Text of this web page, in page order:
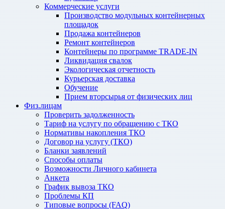
Коммерческие услуги
Производство модульных контейнерных
площадок
Продажа контейнеров
Ремонт контейнеров
Контейнеры по программе TRADE-IN
Ликвидация свалок
Экологическая отчетность
Курьерская доставка
Обучение
Прием вторсырья от физических лиц
Физ.лицам
Проверить задолженность
Тариф на услугу по обращению с ТКО
Нормативы накопления ТКО
Договор на услугу (ТКО)
Бланки заявлений
Способы оплаты
Возможности Личного кабинета
Анкета
График вывоза ТКО
Проблемы КП
Типовые вопросы (FAQ)